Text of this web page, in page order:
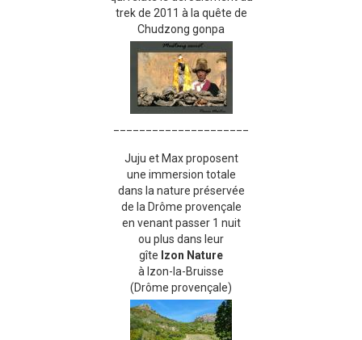
trek de 2011 à la quête de
Chudzong gonpa
Juju et Max proposent
une immersion totale
dans la nature préservée
de la Drôme provençale
en venant passer 1 nuit
ou plus dans leur
gîte Izon Nature
à Izon-la-Bruisse
(Drôme provençale)